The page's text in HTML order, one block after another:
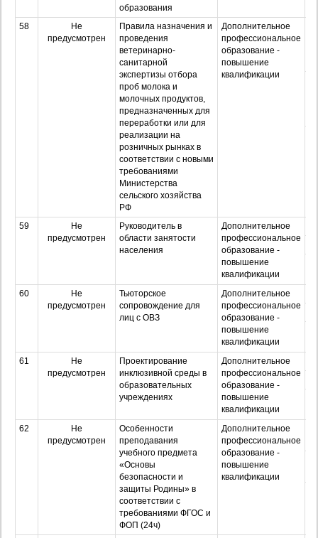
образования
58
Не
предусмотрен
Правила назначения и
проведения
ветеринарно-
санитарной
экспертизы отбора
проб молока и
молочных продуктов,
предназначенных для
переработки или для
реализации на
розничных рынках в
соответствии с новыми
требованиями
Министерства
сельского хозяйства
РФ
Дополнительное
профессиональное
образование -
повышение
квалификации
59
Не
предусмотрен
Руководитель в
области занятости
населения
Дополнительное
профессиональное
образование -
повышение
квалификации
60
Не
предусмотрен
Тьюторское
сопровождение для
лиц с ОВЗ
Дополнительное
профессиональное
образование -
повышение
квалификации
61
Не
предусмотрен
Проектирование
инклюзивной среды в
образовательных
учреждениях
Дополнительное
профессиональное
образование -
повышение
квалификации
62
Не
предусмотрен
Особенности
преподавания
учебного предмета
«Основы
безопасности и
защиты Родины» в
соответствии с
требованиями ФГОС и
ФОП (24ч)
Дополнительное
профессиональное
образование -
повышение
квалификации